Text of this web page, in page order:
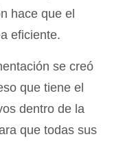
hace que el
eficiente.
se creó
que tiene el
dentro de la
que todas sus